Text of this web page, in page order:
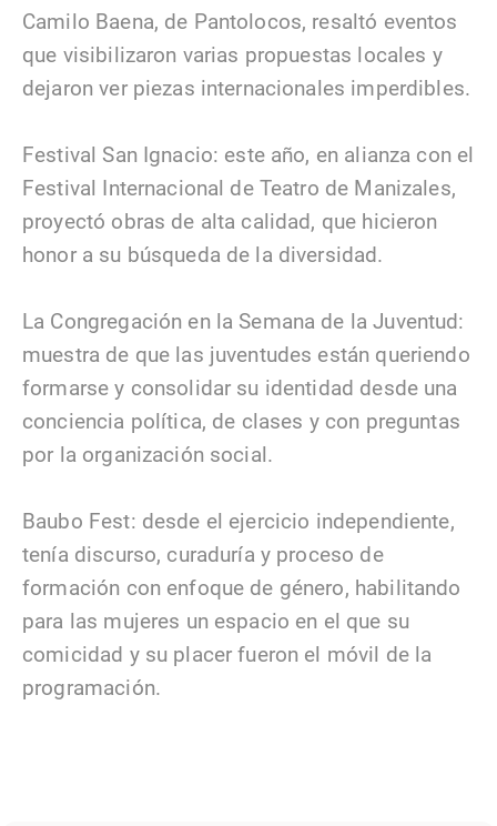
Camilo Baena, de Pantolocos, resaltó eventos
que visibilizaron varias propuestas locales y
dejaron ver piezas internacionales imperdibles.
Festival San Ignacio: este año, en alianza con el
Festival Internacional de Teatro de Manizales,
proyectó obras de alta calidad, que hicieron
honor a su búsqueda de la diversidad.
La Congregación en la Semana de la Juventud:
muestra de que las juventudes están queriendo
formarse y consolidar su identidad desde una
conciencia política, de clases y con preguntas
por la organización social.
Baubo Fest: desde el ejercicio independiente,
tenía discurso, curaduría y proceso de
formación con enfoque de género, habilitando
para las mujeres un espacio en el que su
comicidad y su placer fueron el móvil de la
programación.